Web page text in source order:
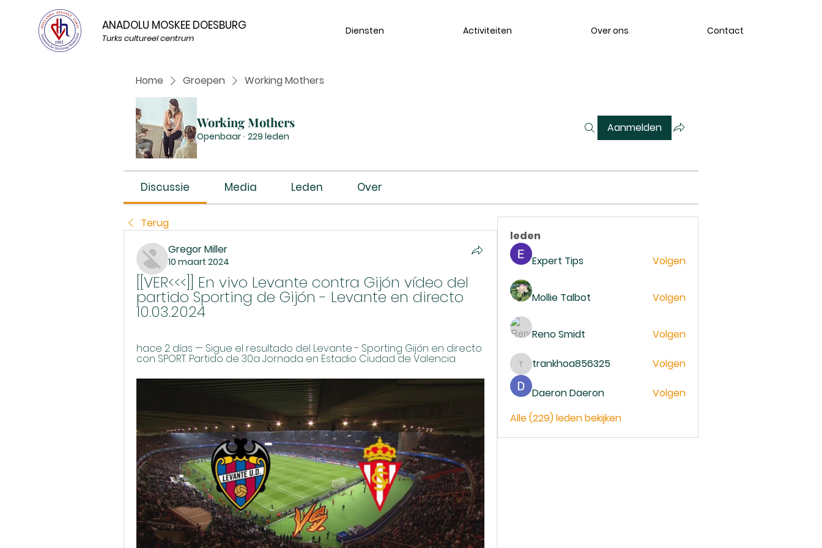
ANADOLU MOSKEE DOESBURG
Turks cultureel centrum
Diensten Activiteiten Over ons Contact
Home Groepen Working Mothers
Working Mothers
Openbaar · 229 leden
Aanmelden
Discussie Media Leden Over
Terug
Gregor Miller
10 maart 2024
[[VER<<<]] En vivo Levante contra Gijón vídeo del
partido Sporting de Gijón - Levante en directo
10.03.2024
hace 2 días — Sigue el resultado del Levante - Sporting Gijón en directo
con SPORT. Partido de 30a Jornada en Estadio Ciudad de Valencia.
leden
Expert Tips
Volgen
Mollie Talbot Volgen
Reno Smidt Volgen
trankhoa856325
trankhoa856325 Volgen
Daeron Daeron
Volgen
Alle (229) leden bekijken